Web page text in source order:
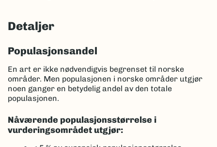
Detaljer
Populasjonsandel
En art er ikke nødvendigvis begrenset til norske
områder. Men populasjonen i norske områder utgjør
noen ganger en betydelig andel av den totale
populasjonen.
Nåværende populasjonsstørrelse i
vurderingsområdet utgjør: